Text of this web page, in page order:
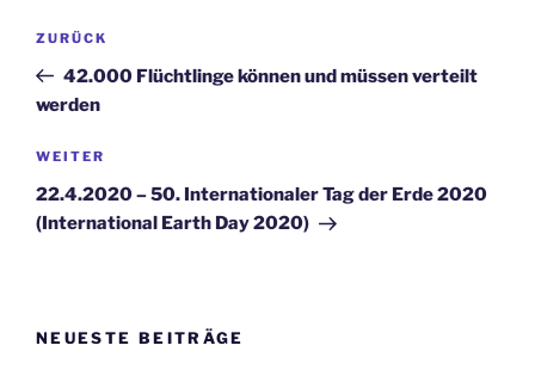
Beitrags-
Vorheriger
Beitrag
ZURÜCK
42.000 Flüchtlinge können und müssen verteilt
werden
Nächster
Beitrag
WEITER
22.4.2020 – 50. Internationaler Tag der Erde 2020
(International Earth Day 2020)
NEUESTE BEITRÄGE